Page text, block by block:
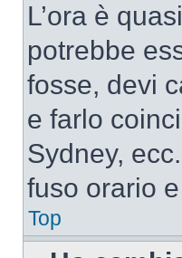
L’ora è
potrebbe
fosse, devi
e farlo
Sydney,
fuso orario
Top